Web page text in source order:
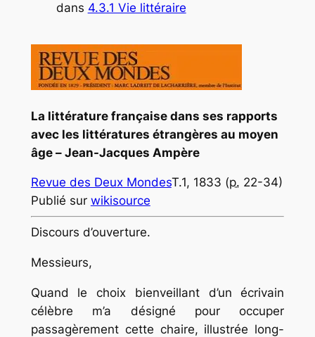
dans 4.3.1 Vie littéraire
La littérature française dans ses rapports
avec les littératures étrangères au moyen
âge – Jean-Jacques Ampère
Revue des Deux MondesT.1, 1833 (p. 22-34)
Publié sur wikisource
Discours d’ouverture.
Messieurs,
Quand le choix bienveillant d’un écrivain
célèbre m’a désigné pour occuper
passagèrement cette chaire, illustrée long-